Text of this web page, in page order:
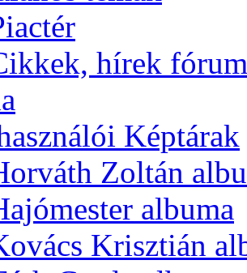
hírek
Képtárak
Zoltán
albuma
Krisztián